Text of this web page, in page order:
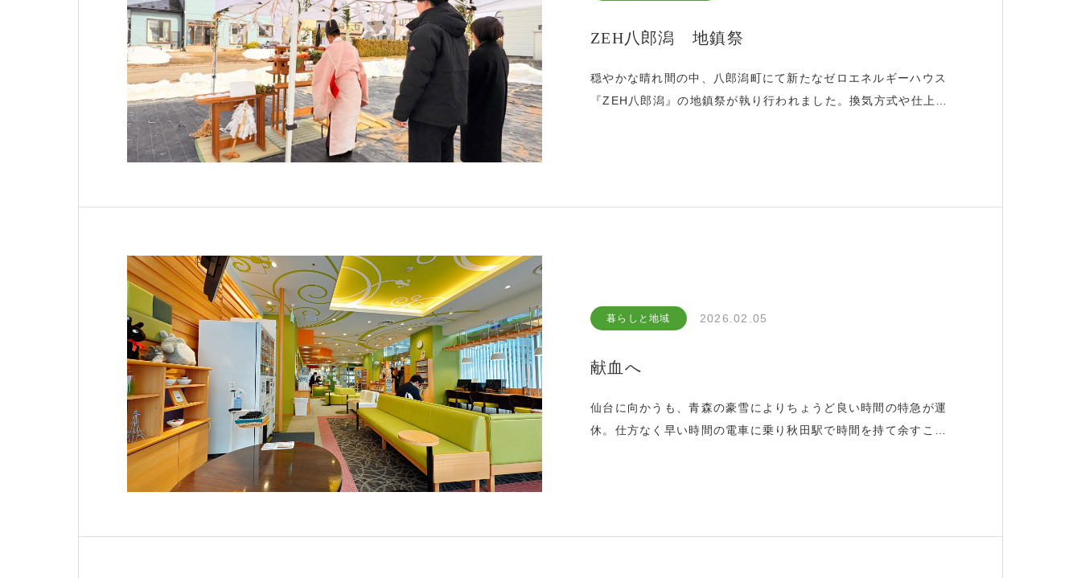
ZEH八郎潟 地鎮祭
穏やかな晴れ間の中、八郎潟町にて新たなゼロエネルギーハウス
『ZEH八郎潟』の地鎮祭が執り行われました。換気方式や仕上げ
暮らしと地域 2026.02.05
献血へ
仙台に向かうも、青森の豪雪によりちょうど良い時間の特急が運
休。仕方なく早い時間の電車に乗り秋田駅で時間を持て余すこと